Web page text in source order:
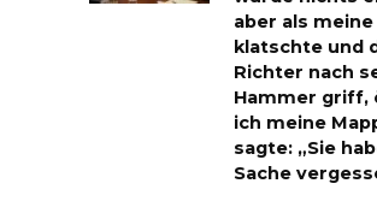
aber als
klatschte und
Richter nach
Hammer griff,
ich meine
sagte: „Sie
Sache